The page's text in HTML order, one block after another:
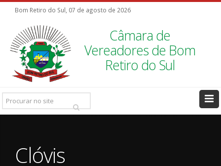
Bom Retiro do Sul, 07 de agosto de 2026
Câmara de
Vereadores de Bom
Retiro do Sul
Pesquisar
Ir
Clóvis